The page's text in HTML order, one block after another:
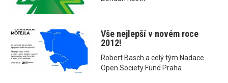
Vše nejlepší v novém roce
2012!
Robert Basch a celý tým Nadace
Open Society Fund Praha